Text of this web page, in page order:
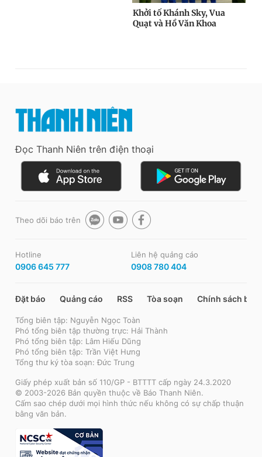
Đọc Thanh Niên trên điện thoại
Theo dõi báo trên
Hotline
0906 645 777
Liên hệ quảng cáo
0908 780 404
Đặt báo Quảng cáo RSS Tòa soạn Chính sách bảo
Tổng biên tập: Nguyễn Ngọc Toàn
Phó tổng biên tập thường trực: Hải Thành
Phó tổng biên tập: Lâm Hiếu Dũng
Phó tổng biên tập: Trần Việt Hưng
Tổng thư ký tòa soạn: Đức Trung
Giấy phép xuất bản số 110/GP - BTTTT cấp ngày 24.3.2020
© 2003-2026 Bản quyền thuộc về Báo Thanh Niên.
Cấm sao chép dưới mọi hình thức nếu không có sự chấp thuận
bằng văn bản.